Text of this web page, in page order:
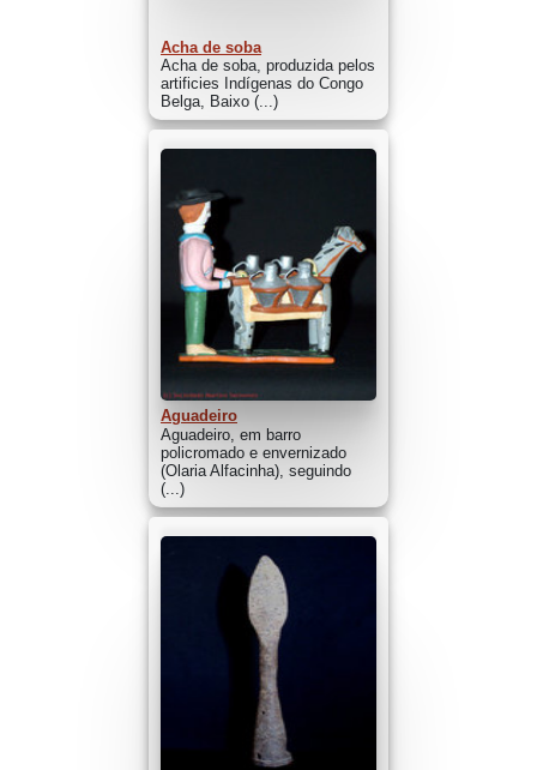
Acha de soba
Acha de soba, produzida pelos
artificies Indígenas do Congo
Belga, Baixo (...)
Aguadeiro
Aguadeiro, em barro
policromado e envernizado
(Olaria Alfacinha), seguindo
(...)